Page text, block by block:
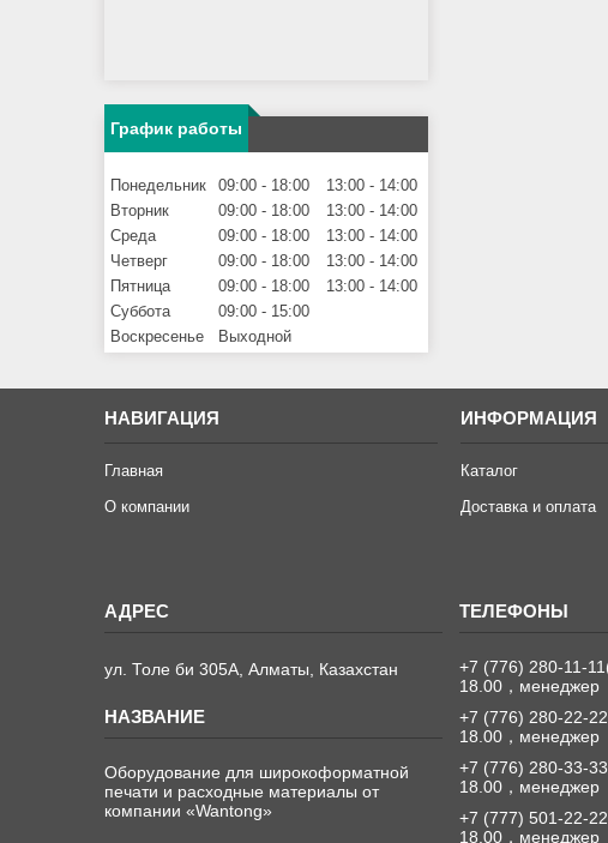
График работы
Понедельник 09:00 18:00 13:00
14:00
Вторник
09:00 18:00 13:00
14:00
Среда
09:00 18:00 13:00
14:00
Четверг
09:00 18:00 13:00
14:00
Пятница
09:00 18:00 13:00
14:00
Суббота
09:00
15:00
Воскресенье
Выходной
НАВИГАЦИЯ
Главная
О компании
ИНФОРМАЦИЯ
Каталог
Доставка и оплата
ул. Толе би 305А, Алматы, Казахстан
Оборудование для широкоформатной
печати и расходные материалы от
компании «Wantong»
+7 (776) 280-11-11
18.00，менеджер
+7 (776) 280-22-22
18.00，менеджер
+7 (776) 280-33-33
18.00，менеджер
+7 (777) 501-22-22
18.00，менеджер